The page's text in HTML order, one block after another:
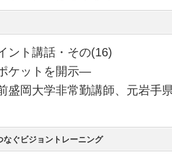
ント講話・その(16)
ケットを開示―
盛岡大学非常勤講師、元岩手
なぐビジョントレーニング